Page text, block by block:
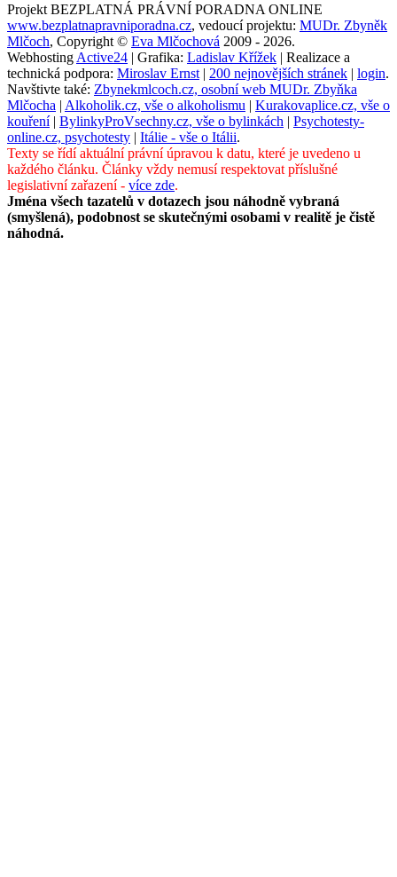
Projekt BEZPLATNÁ PRÁVNÍ PORADNA ONLINE
www.bezplatnapravniporadna.cz, vedoucí projektu: MUDr. Zbyněk
Mlčoch, Copyright © Eva Mlčochová 2009 - 2026.
Webhosting Active24 | Grafika: Ladislav Křížek | Realizace a
technická podpora: Miroslav Ernst | 200 nejnovějších stránek | login.
Navštivte také: Zbynekmlcoch.cz, osobní web MUDr. Zbyňka
Mlčocha | Alkoholik.cz, vše o alkoholismu | Kurakovaplice.cz, vše o
kouření| BylinkyProVsechny.cz, vše o bylinkách | Psychotesty-
online.cz, psychotesty | Itálie - vše o Itálii.
Texty se řídí aktuální právní úpravou k datu, které je uvedeno u
každého článku. Články vždy nemusí respektovat příslušné
legislativní zařazení - více zde.
Jména všech tazatelů v dotazech jsou náhodně vybraná
(smyšlená), podobnost se skutečnými osobami v realitě je čistě
náhodná.